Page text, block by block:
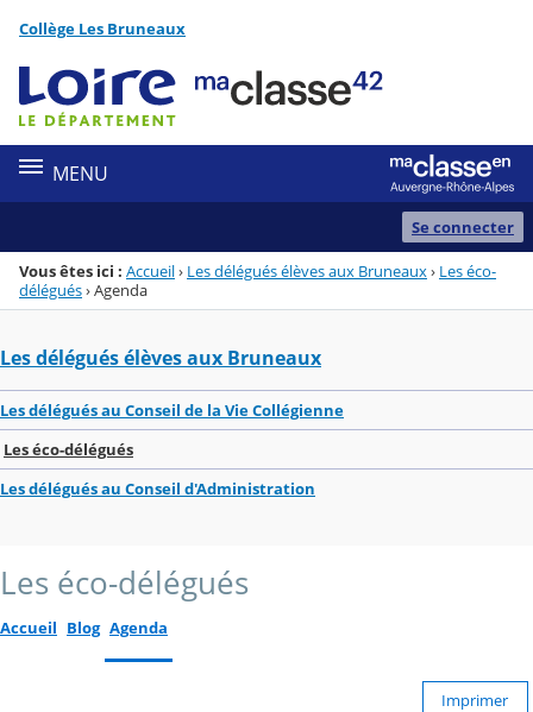
Menu de la rubrique
Contenu
Collège Les Bruneaux
MENU
Se connecter
Vous êtes ici : Accueil› Les délégués élèves aux Bruneaux› Les éco-
délégués›Agenda
Les délégués élèves aux Bruneaux
Les délégués au Conseil de la Vie Collégienne
Les éco-délégués
Les délégués au Conseil d'Administration
Les éco-délégués
Accueil Blog Agenda
Imprimer